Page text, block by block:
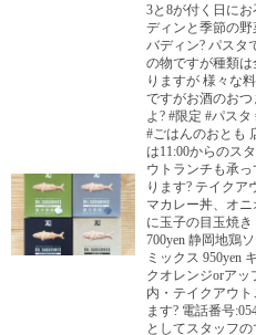
3と8が付く日に
ディンと季節の
バディン? パスタ
の物ですが種類は
りますが 様々な
ですがお酒のお
よ? #限定 #パス
#ごはんのおとも
は11:00からのス
ウトランチも承
ります? テイクア
マカレー丼、オ
に玉子の目玉焼
700yen 静岡地鶏
ミックス 950yen
クオレンジorア
内・テイクアウ
ます? 電話番号
としてスタッフ